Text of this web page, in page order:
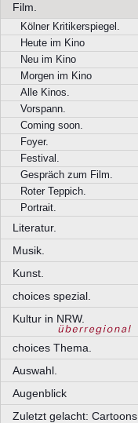
Film.
Kölner Kritikerspiegel.
Heute im Kino
Neu im Kino
Morgen im Kino
Alle Kinos.
Vorspann.
Coming soon.
Foyer.
Festival.
Gespräch zum Film.
Roter Teppich.
Portrait.
Literatur.
Musik.
Kunst.
choices spezial.
Kultur in NRW.
choices Thema.
Auswahl.
Augenblick
Zuletzt gelacht: Cartoons.